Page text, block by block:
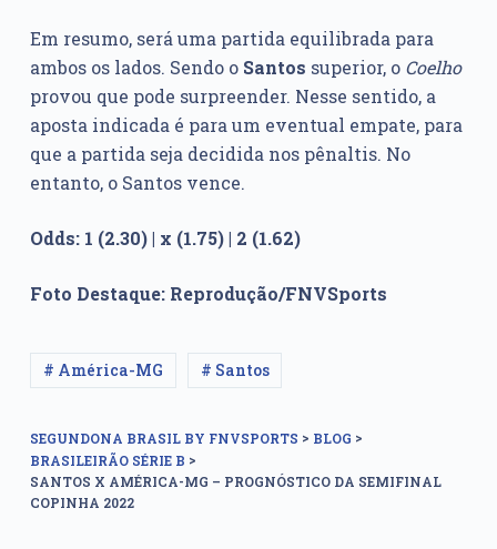
Em resumo, será uma partida equilibrada para
ambos os lados. Sendo o Santos superior, o Coelho
provou que pode surpreender. Nesse sentido, a
aposta indicada é para um eventual empate, para
que a partida seja decidida nos pênaltis. No
entanto, o Santos vence.
Odds: 1 (2.30) | x (1.75) | 2 (1.62)
Foto Destaque: Reprodução/FNVSports
# América-MG # Santos
SEGUNDONA BRASIL BY FNVSPORTS > BLOG >
BRASILEIRÃO SÉRIE B >
SANTOS X AMÉRICA-MG – PROGNÓSTICO DA SEMIFINAL
COPINHA 2022